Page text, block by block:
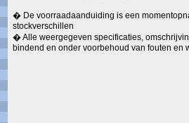
� De voorraadaanduiding is een
stockverschillen
� Alle weergegeven specificaties,
bindend en onder voorbehoud van fouten en